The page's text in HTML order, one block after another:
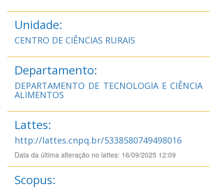
Unidade:
CENTRO DE CIÊNCIAS RURAIS
Departamento:
DEPARTAMENTO DE TECNOLOGIA E CIÊNCIA
ALIMENTOS
Lattes:
http://lattes.cnpq.br/5338580749498016
Data da última alteração no lattes: 16/09/2025 12:09
Scopus: